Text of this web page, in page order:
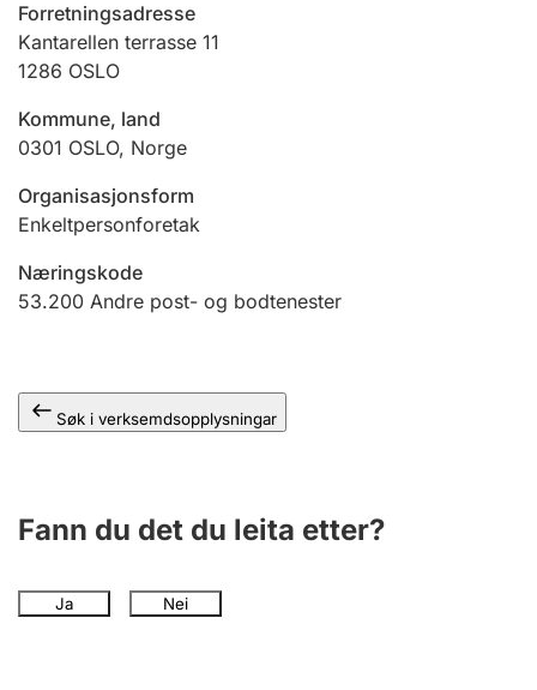
Jeger
Ektepaktrettleiaren
Andre tema
Forretningsadresse
Kantarellen terrasse 11
1286 OSLO
Kommune, land
0301 OSLO, Norge
Organisasjonsform
Enkeltpersonforetak
Næringskode
53.200 Andre post- og bodtenester
Søk i verksemdsopplysningar
Fann du det du leita etter?
Ja Nei